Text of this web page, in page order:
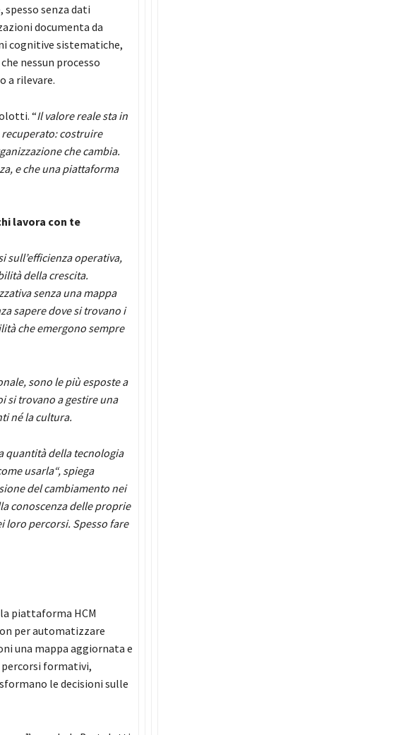
senza dati
documenta da
cognitive sistematiche,
nessun processo
a rilevare.
“Il valore reale sta in
costruire
che cambia.
e che una piattaforma
lavora con te
sull’efficienza operativa,
della crescita.
senza una mappa
sapere dove si trovano i
che emergono sempre
sono le più esposte a
si trovano a gestire una
né la cultura.
quantità della tecnologia
usarla“, spiega
del cambiamento nei
conoscenza delle proprie
loro percorsi. Spesso fare
piattaforma HCM
per automatizzare
una mappa aggiornata e
formativi,
le decisioni sulle